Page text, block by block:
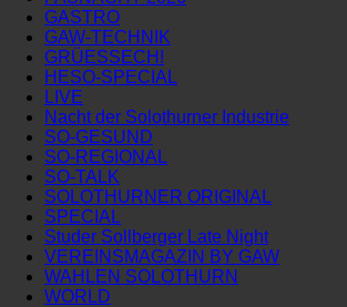
GASTRO
GAW-TECHNIK
GRÜESSECH!
HESO-SPECIAL
LIVE
Nacht der Solothurner Industrie
SO-GESUND
SO-REGIONAL
SO-TALK
SOLOTHURNER ORIGINAL
SPECIAL
Studer Sollberger Late Night
VEREINSMAGAZIN BY GAW
WAHLEN SOLOTHURN
WORLD